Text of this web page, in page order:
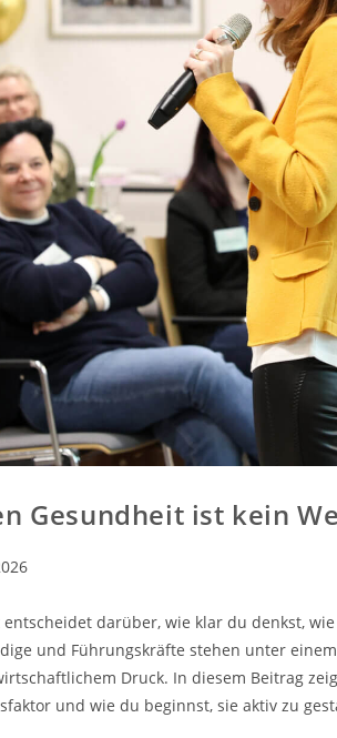
Gesundheit ist kein
darüber, wie klar du denkst,
und Führungskräfte stehen unter
Druck. In diesem Beitrag
und wie du beginnst, sie aktiv zu